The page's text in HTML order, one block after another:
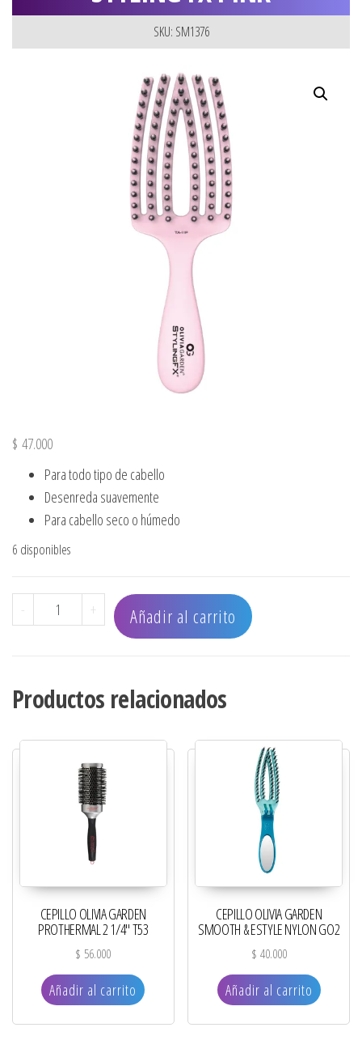
SKU: SM1376
$ 47.000
Para todo tipo de cabello
Desenreda suavemente
Para cabello seco o húmedo
6 disponibles
- CEPILLO OLIVIA GARDEN STYLING FX PINK cantidad
+ Añadir al carrito
Productos relacionados
CEPILLO OLIVIA GARDEN
PROTHERMAL 2 1/4″ T53
$ 56.000
Añadir al carrito
CEPILLO OLIVIA GARDEN
SMOOTH & ESTYLE NYLON GO2
$ 40.000
Añadir al carrito